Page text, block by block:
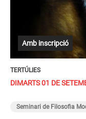
Amb inscripció
TERTÚLIES
DIMARTS 01 DE
Seminari de Filosofia